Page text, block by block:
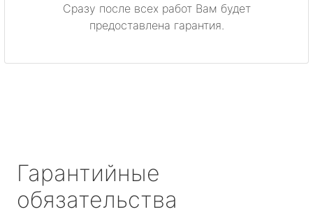
Сразу после всех работ Вам будет
предоставлена гарантия.
Гарантийные
обязательства